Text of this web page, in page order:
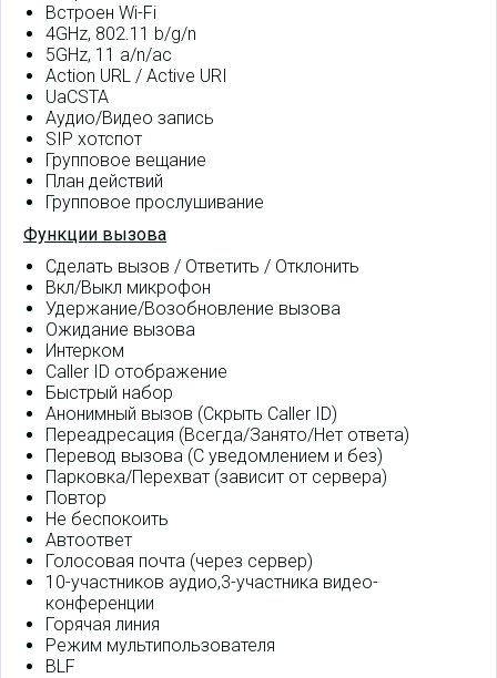
Встроен Wi-Fi
4GHz, 802.11 b/g/n
5GHz, 11 a/n/ac
Action URL / Active URI
UaCSTA
Аудио/Видео запись
SIP хотспот
Групповое вещание
План действий
Групповое прослушивание
Функции вызова
Сделать вызов / Ответить / Отклонить
Вкл/Выкл микрофон
Удержание/Возобновление вызова
Ожидание вызова
Интерком
Caller ID отображение
Быстрый набор
Анонимный вызов (Скрыть Caller ID)
Переадресация (Всегда/Занято/Нет ответа)
Перевод вызова (С уведомлением и без)
Парковка/Перехват (зависит от сервера)
Повтор
Не беспокоить
Автоответ
Голосовая почта (через сервер)
10-участников аудио,3-участника видео-
конференции
Горячая линия
Режим мультипользователя
BLF